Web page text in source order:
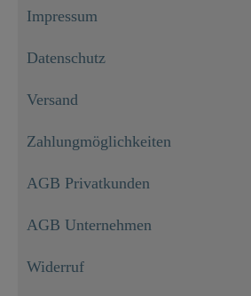
Impressum
Datenschutz
Versand
Zahlungmöglichkeiten
AGB Privatkunden
AGB Unternehmen
Widerruf